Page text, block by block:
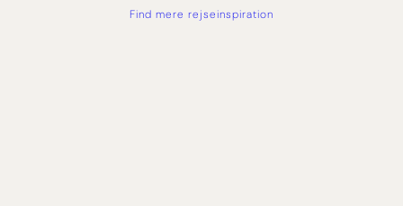
Find mere rejseinspiration